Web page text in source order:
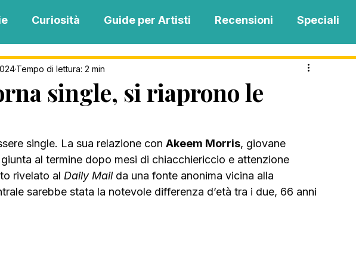
Curiosità Guide per Artisti Recensioni Speciali
MENTAL BLOG MUSIC
single, si riaprono le
Tempo di lettura: 2 min
single. La sua relazione con Akeem Morris, giovane
al termine dopo mesi di chiacchiericcio e attenzione
rivelato al Daily Mail da una fonte anonima vicina alla
sarebbe stata la notevole differenza d’età tra i due, 66 anni